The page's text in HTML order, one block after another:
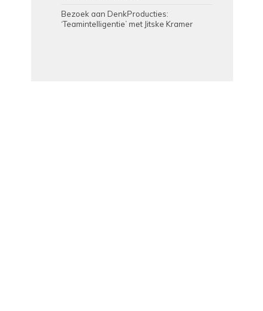
Bezoek aan DenkProducties:
‘Teamintelligentie’ met Jitske Kramer